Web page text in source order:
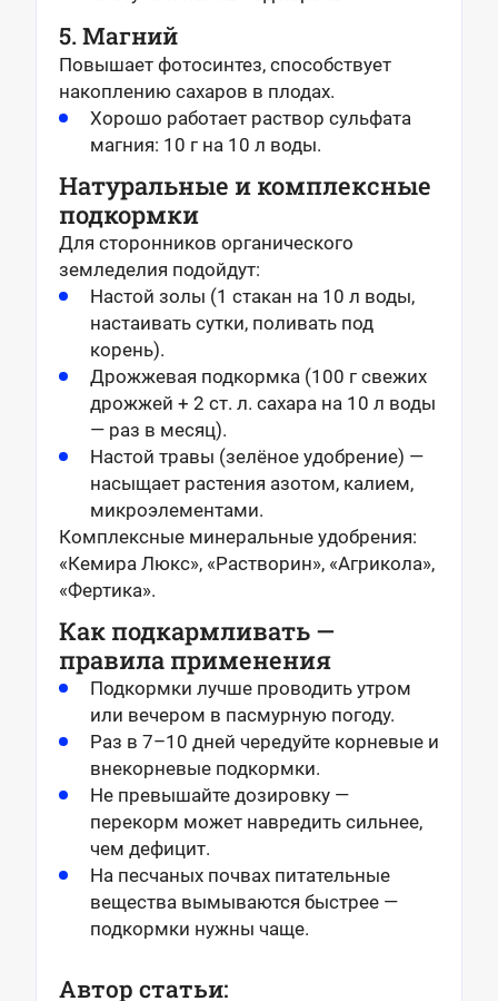
5. Магний
Повышает фотосинтез, способствует
накоплению сахаров в плодах.
Хорошо работает раствор сульфата
магния: 10 г на 10 л воды.
Натуральные и комплексные
подкормки
Для сторонников органического
земледелия подойдут:
Настой золы (1 стакан на 10 л воды,
настаивать сутки, поливать под
корень).
Дрожжевая подкормка (100 г свежих
дрожжей + 2 ст. л. сахара на 10 л воды
— раз в месяц).
Настой травы (зелёное удобрение) —
насыщает растения азотом, калием,
микроэлементами.
Комплексные минеральные удобрения:
«Кемира Люкс», «Растворин», «Агрикола»,
«Фертика».
Как подкармливать —
правила применения
Подкормки лучше проводить утром
или вечером в пасмурную погоду.
Раз в 7–10 дней чередуйте корневые и
внекорневые подкормки.
Не превышайте дозировку —
перекорм может навредить сильнее,
чем дефицит.
На песчаных почвах питательные
вещества вымываются быстрее —
подкормки нужны чаще.
Автор статьи: